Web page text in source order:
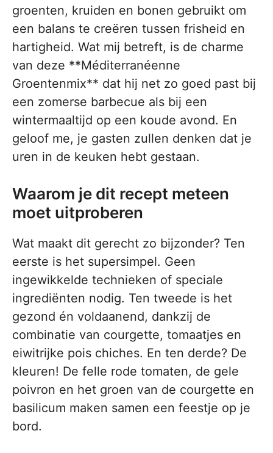
groenten, kruiden en bonen gebruikt om
een balans te creëren tussen frisheid en
hartigheid. Wat mij betreft, is de charme
van deze **Méditerranéenne
Groentenmix** dat hij net zo goed past bij
een zomerse barbecue als bij een
wintermaaltijd op een koude avond. En
geloof me, je gasten zullen denken dat je
uren in de keuken hebt gestaan.
Waarom je dit recept meteen
moet uitproberen
Wat maakt dit gerecht zo bijzonder? Ten
eerste is het supersimpel. Geen
ingewikkelde technieken of speciale
ingrediënten nodig. Ten tweede is het
gezond én voldaanend, dankzij de
combinatie van courgette, tomaatjes en
eiwitrijke pois chiches. En ten derde? De
kleuren! De felle rode tomaten, de gele
poivron en het groen van de courgette en
basilicum maken samen een feestje op je
bord.